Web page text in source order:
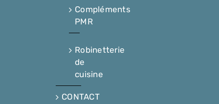
Compléments
PMR
Robinetterie
de
cuisine
CONTACT